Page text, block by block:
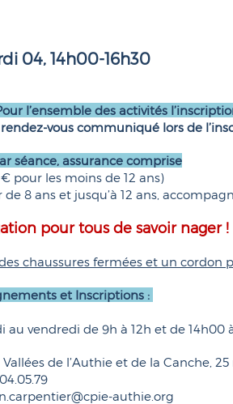
04, 14h00-16h30
l’ensemble des activités
vous communiqué lors de
séance, assurance comprise
€ pour les moins de 12 ans)
8 ans et jusqu’à 12 ans,
pour tous de savoir nager !
chaussures fermées et un cordon
et Inscriptions :
au vendredi de 9h à 12h et de 14h00
Vallées de l’Authie et de la Canche,
authie.org